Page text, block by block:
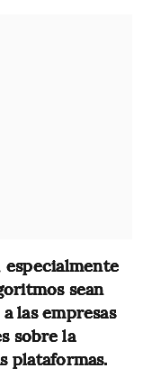
especialmente
sean
las empresas
sobre la
plataformas.